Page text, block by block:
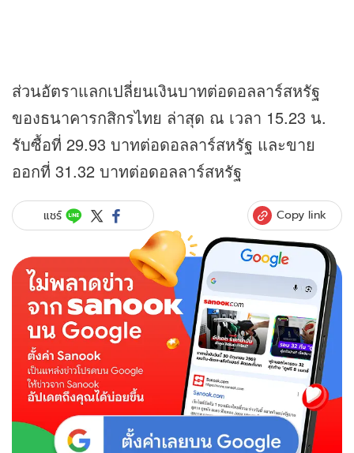
ส่วนอัตราแลกเปลี่ยนเงินบาทต่อดอลลาร์สหรัฐ
ของธนาคารกสิกรไทย ล่าสุด ณ เวลา 15.23 น.
รับซื้อที่ 29.93 บาทต่อดอลลาร์สหรัฐ และขาย
ออกที่ 31.32 บาทต่อดอลลาร์สหรัฐ
แชร์ Copy link